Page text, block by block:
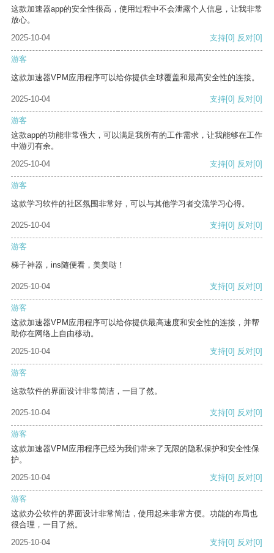
这款加速器app的安全性很高，使用过程中不会泄露个人信息，让我非常
放心。
2025-10-04
支持[0] 反对[0]
游客
这款加速器VPM应用程序可以给你提供全球覆盖和最高安全性的连接。
2025-10-04 支持[0] 反对[0]
游客
这款app的功能非常强大，可以满足我所有的工作需求，让我能够在工作
中游刃有余。
2025-10-04
支持[0] 反对[0]
游客
这款学习软件的社区氛围非常好，可以与其他学习者交流学习心得。
2025-10-04 支持[0] 反对[0]
游客
梯子神器，ins随便看，美美哒！
2025-10-04 支持[0] 反对[0]
游客
这款加速器VPM应用程序可以给你提供最高速度和安全性的连接，并帮
助你在网络上自由移动。
2025-10-04
支持[0] 反对[0]
游客
这款软件的界面设计非常简洁，一目了然。
2025-10-04 支持[0] 反对[0]
游客
这款加速器VPM应用程序已经为我们带来了无限的隐私保护和安全性保
护。
2025-10-04
支持[0] 反对[0]
游客
这款办公软件的界面设计非常简洁，使用起来非常方便。功能的布局也
很合理，一目了然。
2025-10-04
支持[0] 反对[0]